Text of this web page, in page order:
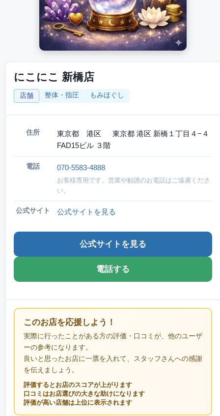
にこにこ 新橋店
店舗 整体・指圧 もみほぐし
住所
東京都 港区 東京都 港区 新橋１丁目４−４
FAD15ビル ３階
電話 070-5583-4888
お客様専用です。営業や勧誘のお電話はご遠慮くださ
い。
公式サイト 公式サイトを見る
公式サイトを見る
電話する
このお店を応援しよう！
実際に行ったことがある方の評価・口コミが、他のユーザ
ーの参考になります。
良いと思ったお店に一票を入れて、スタッフさんへの感謝
を伝えましょう。
評価するとお店のスコアが上がります
口コミはお店選びの大きな助けになります
評価が高い店舗は上位に表示されます